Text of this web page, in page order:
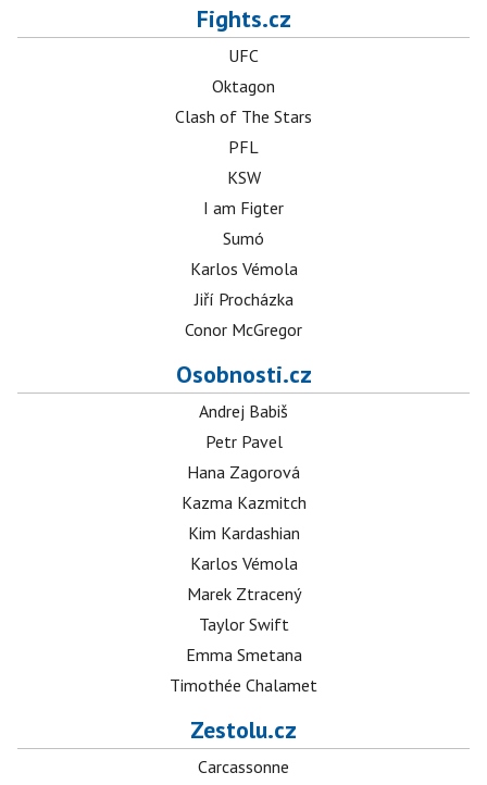
Fights.cz
UFC
Oktagon
Clash of The Stars
PFL
KSW
I am Figter
Sumó
Karlos Vémola
Jiří Procházka
Conor McGregor
Osobnosti.cz
Andrej Babiš
Petr Pavel
Hana Zagorová
Kazma Kazmitch
Kim Kardashian
Karlos Vémola
Marek Ztracený
Taylor Swift
Emma Smetana
Timothée Chalamet
Zestolu.cz
Carcassonne